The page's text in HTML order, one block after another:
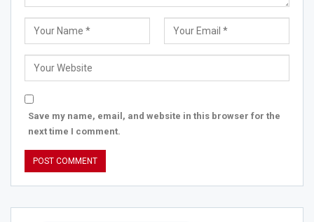
Save my name, email, and website in this browser for the
next time I comment.